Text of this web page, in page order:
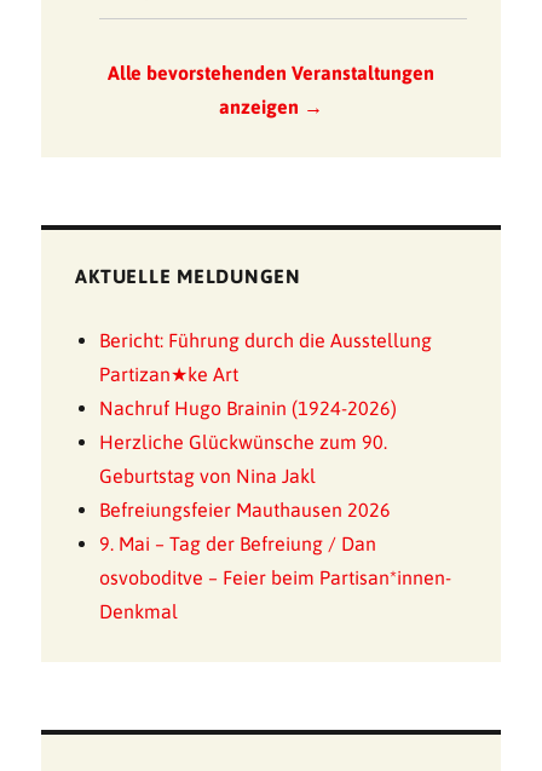
Alle bevorstehenden Veranstaltungen
anzeigen →
AKTUELLE MELDUNGEN
Bericht: Führung durch die Ausstellung
Partizan★ke Art
Nachruf Hugo Brainin (1924-2026)
Herzliche Glückwünsche zum 90.
Geburtstag von Nina Jakl
Befreiungsfeier Mauthausen 2026
9. Mai – Tag der Befreiung / Dan
osvoboditve – Feier beim Partisan*innen-
Denkmal